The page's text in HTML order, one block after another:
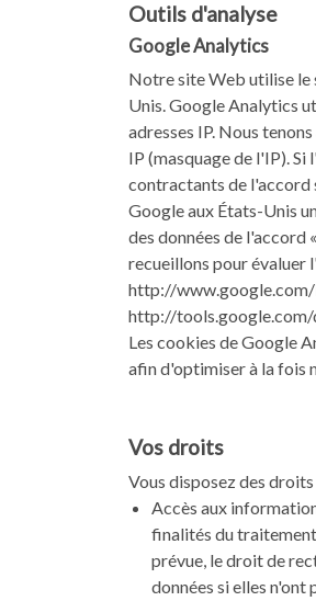
Outils d'analyse
Google Analytics
Notre site Web utilise le
Unis. Google Analytics
adresses IP. Nous
IP (masquage de l'IP).
contractants de l'accord
Google aux États-Unis
des données de l'accord
recueillons pour évaluer
http://www.google.com/
http://
Les cookies de Google
afin d'optimiser à la fois
Vos droits
Vous disposez des
Accès aux
finalités du
prévue, le droit de
données si elles n'ont